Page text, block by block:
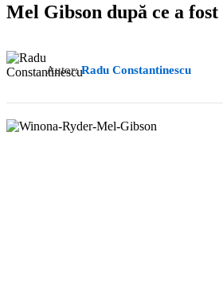
Mel Gibson după ce a
Autor:Radu Constantinescu